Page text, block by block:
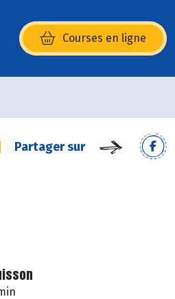
Courses en ligne
(s’ouvre dans une nouvelle
Partager sur